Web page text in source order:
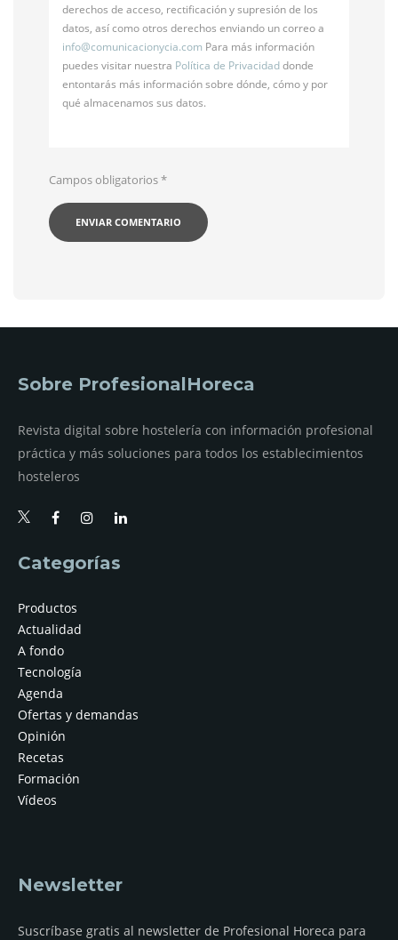
derechos de acceso, rectificación y supresión de los
datos, así como otros derechos enviando un correo a
info@comunicacionycia.com Para más información
puedes visitar nuestra Política de Privacidaddonde
entontarás más información sobre dónde, cómo y por
qué almacenamos sus datos.
Campos obligatorios*
Sobre ProfesionalHoreca
Revista digital sobre hostelería con información profesional
práctica y más soluciones para todos los establecimientos
hosteleros
Categorías
Productos
Actualidad
A fondo
Tecnología
Agenda
Ofertas y demandas
Opinión
Recetas
Formación
Vídeos
Newsletter
Suscríbase gratis al newsletter de Profesional Horeca para